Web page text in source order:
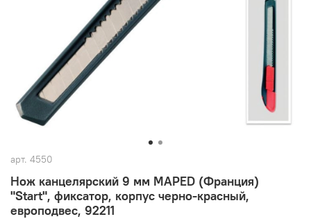
арт. 4550
Нож канцелярский 9 мм MAPED (Франция)
"Start", фиксатор, корпус черно-красный,
европодвес, 92211